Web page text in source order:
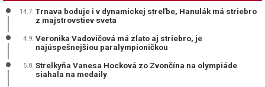
14.7. Trnava boduje i v dynamickej streľbe, Hanulák má striebro
z majstrovstiev sveta
4.9. Veronika Vadovičová má zlato aj striebro, je
najúspešnejšiou paralympioničkou
5.8. Strelkyňa Vanesa Hocková zo Zvončína na olympiáde
siahala na medaily